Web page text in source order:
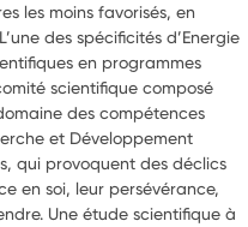
les moins favorisés, en
des spécificités d’Energie
en programmes
scientifique composé
des compétences
et Développement
qui provoquent des déclics
en soi, leur persévérance,
Une étude scientifique à